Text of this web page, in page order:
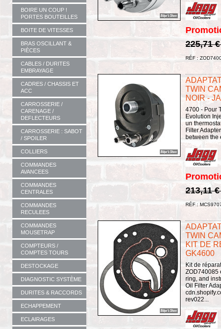
BOIRE UN COUP !
PORTES BOUTEILLES
BOITE DE VITESSES
BRAS OSCILLANT &
PIÈCES
CABLES / DURITES
EMBRAYAGE
CADRES / CHASSIS ET
ACC
CARROSSERIE /
CARENAGE /
DEFLECTEURS
CARROSSERIE : SABOT
/ SPOILER
COLLIERS
COMMANDES
AVANCEES
COMMANDES
CENTRALES
COMMANDES
RECULEES
COMMANDES
MOUSETRAP
COMPTEURS /
COMPTES TOURS
DESTOCKAGE
DIAGNOSTIC SYSTÈME
DURITES & RACCORDS
ECHAPPEMENT
ECLAIRAGES
225,71
RÉF :
TWIN
NOIR -
4700 - Pour
Evolution
un
Filter
between the
213,11
RÉF :
TWIN
KIT DE
GK4600
Kit de
ZOD740085
ring, and
Oil Filter
rev022...